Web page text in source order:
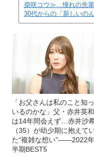
柴咲コウ≫…憧れの先輩
30代からの「新しいの
「お父さんは私のこと知
いるのかな」父・赤井英
は14年間会えず…赤井沙
（35）が幼少期に抱えて
た“複雑な想い”――2022
半期BEST5